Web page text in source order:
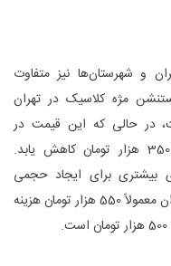
و شهرستان‌ها نیز متفاوت
مژه کلاسیک در تهران
است، در حالی که این قیمت در
شهرستان‌ها ممکن است تا 350 هزار تومان کاهش یابد.
بیشتری برای ایجاد حجمی
طبیعی‌تر به کار می‌رود، در تهران معمولاً 550 هزار تومان هزینه